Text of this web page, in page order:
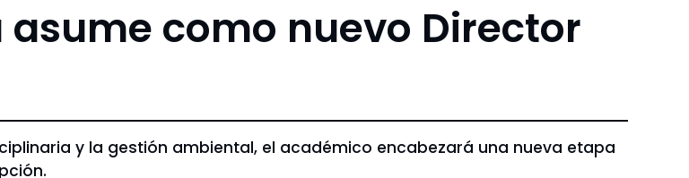
asume como nuevo Director
y la gestión ambiental, el académico encabezará una nueva etapa